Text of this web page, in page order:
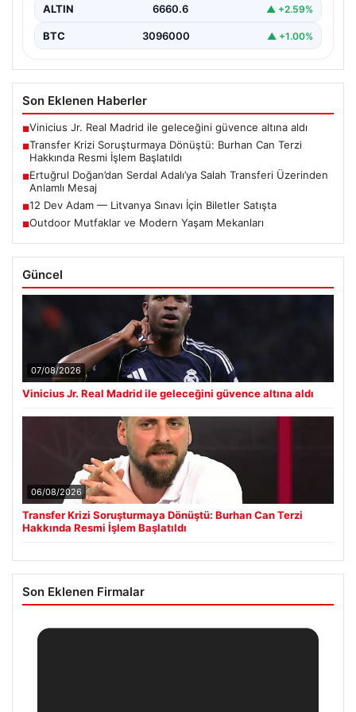
ALTIN 6660.6 ▲ +2.59%
BTC 3096000 ▲ +1.00%
Son Eklenen Haberler
■Vinicius Jr. Real Madrid ile geleceğini güvence altına aldı
■Transfer Krizi Soruşturmaya Dönüştü: Burhan Can Terzi
Hakkında Resmi İşlem Başlatıldı
■Ertuğrul Doğan’dan Serdal Adalı’ya Salah Transferi Üzerinden
Anlamlı Mesaj
■12 Dev Adam — Litvanya Sınavı İçin Biletler Satışta
■Outdoor Mutfaklar ve Modern Yaşam Mekanları
Güncel
07/08/2026
Vinicius Jr. Real Madrid ile geleceğini güvence altına aldı
06/08/2026
Transfer Krizi Soruşturmaya Dönüştü: Burhan Can Terzi
Hakkında Resmi İşlem Başlatıldı
Son Eklenen Firmalar